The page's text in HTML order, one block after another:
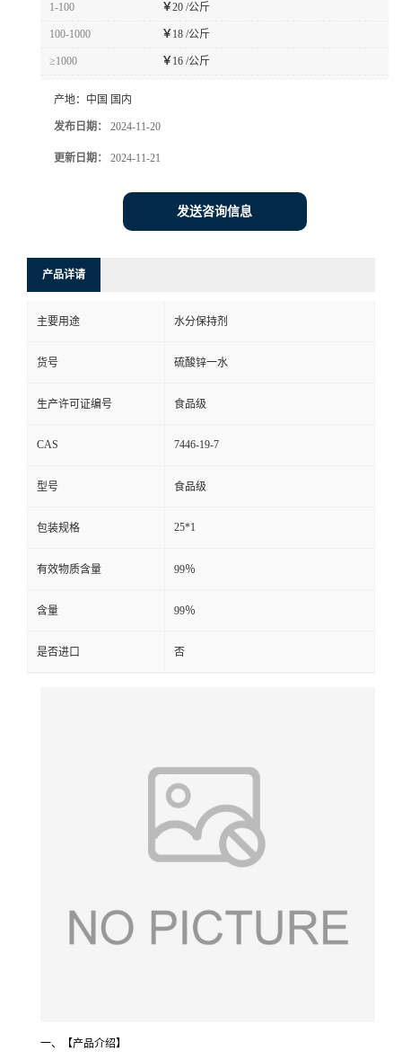
1-100 ￥20 /公斤
100-1000 ￥ 18 /公斤
≥1000 ￥ 16 /公斤
产地： 中国 国内
发布日期： 2024-11-20
更新日期： 2024-11-21
发送咨询信息
产品详请
主要用途 水分保持剂
货号 硫酸锌一水
生产许可证编号 食品级
CAS 7446-19-7
型号 食品级
包装规格 25*1
有效物质含量 99％
含量 99％
是否进口 否
一、【产品介绍】